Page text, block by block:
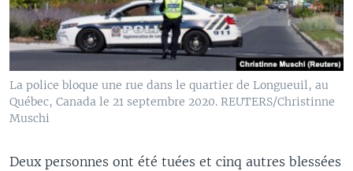
La police bloque une rue dans le quartier de Longueuil, au
Québec, Canada le 21 septembre 2020. REUTERS/Christinne
Muschi
Deux personnes ont été tuées et cinq autres blessées